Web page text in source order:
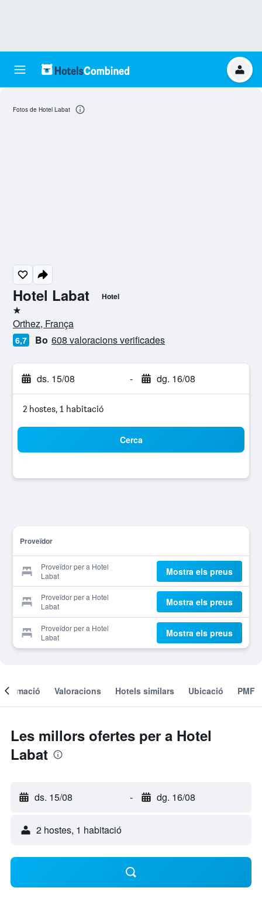
Hotel Labat Hotel
1 estrella
Orthez, França
6,7 Bo 608 valoracions verificades
ds. 15/08 - dg. 16/08
2 hostes, 1 habitació
Cerca
Proveïdor
Proveïdor per a Hotel
Labat
Mostra els preus
Proveïdor per a Hotel
Labat
Mostra els preus
Proveïdor per a Hotel
Labat
Mostra els preus
Fotos de Hotel Labat
Valoracions Hotels similars Ubicació PMF
Les millors ofertes per a Hotel
Labat
ds. 15/08 - dg. 16/08
2 hostes, 1 habitació